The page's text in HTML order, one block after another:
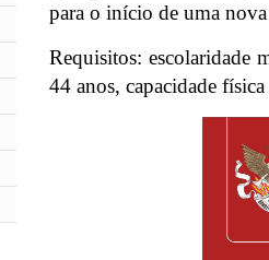
para o início de uma
Requisitos: escolaridade
44 anos, capacidade